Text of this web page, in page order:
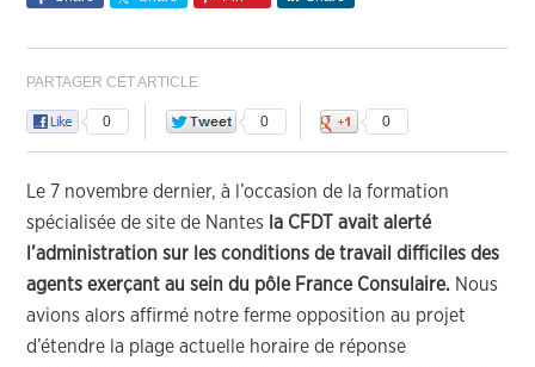
PARTAGER CET ARTICLE
0 0 0
Le 7 novembre dernier, à l’occasion de la formation
spécialisée de site de Nantes la CFDT avait alerté
l’administration sur les conditions de travail difficiles des
agents exerçant au sein du pôle France Consulaire. Nous
avions alors affirmé notre ferme opposition au projet
d’étendre la plage actuelle horaire de réponse